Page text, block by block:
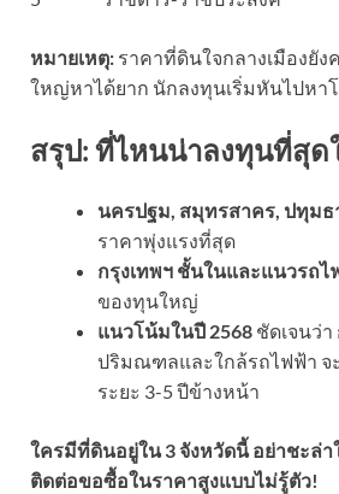
หมายเหตุ: ราคาที่ดินใจกลางเมืองยัง
ใหญ่หาได้ยาก นักลงทุนเริ่มหันไปหา
สรุป: ที่ไหนน่าลงทุนที่สุด
นครปฐม, สมุทรสาคร, ปทุมธ
ราคาพุ่งแรงที่สุด
กรุงเทพฯ ชั้นในและแนวรถไ
ของทุนใหญ่
แนวโน้มในปี 2568 ชัดเจนว่
ปริมณฑลและใกล้รถไฟฟ้า จ
ระยะ 3-5 ปีข้างหน้า
ใครมีที่ดินอยู่ใน 3 จังหวัดนี้ อย่าชะล่า
ติดต่อขอซื้อในราคาสูงแบบไม่รู้ตัว!